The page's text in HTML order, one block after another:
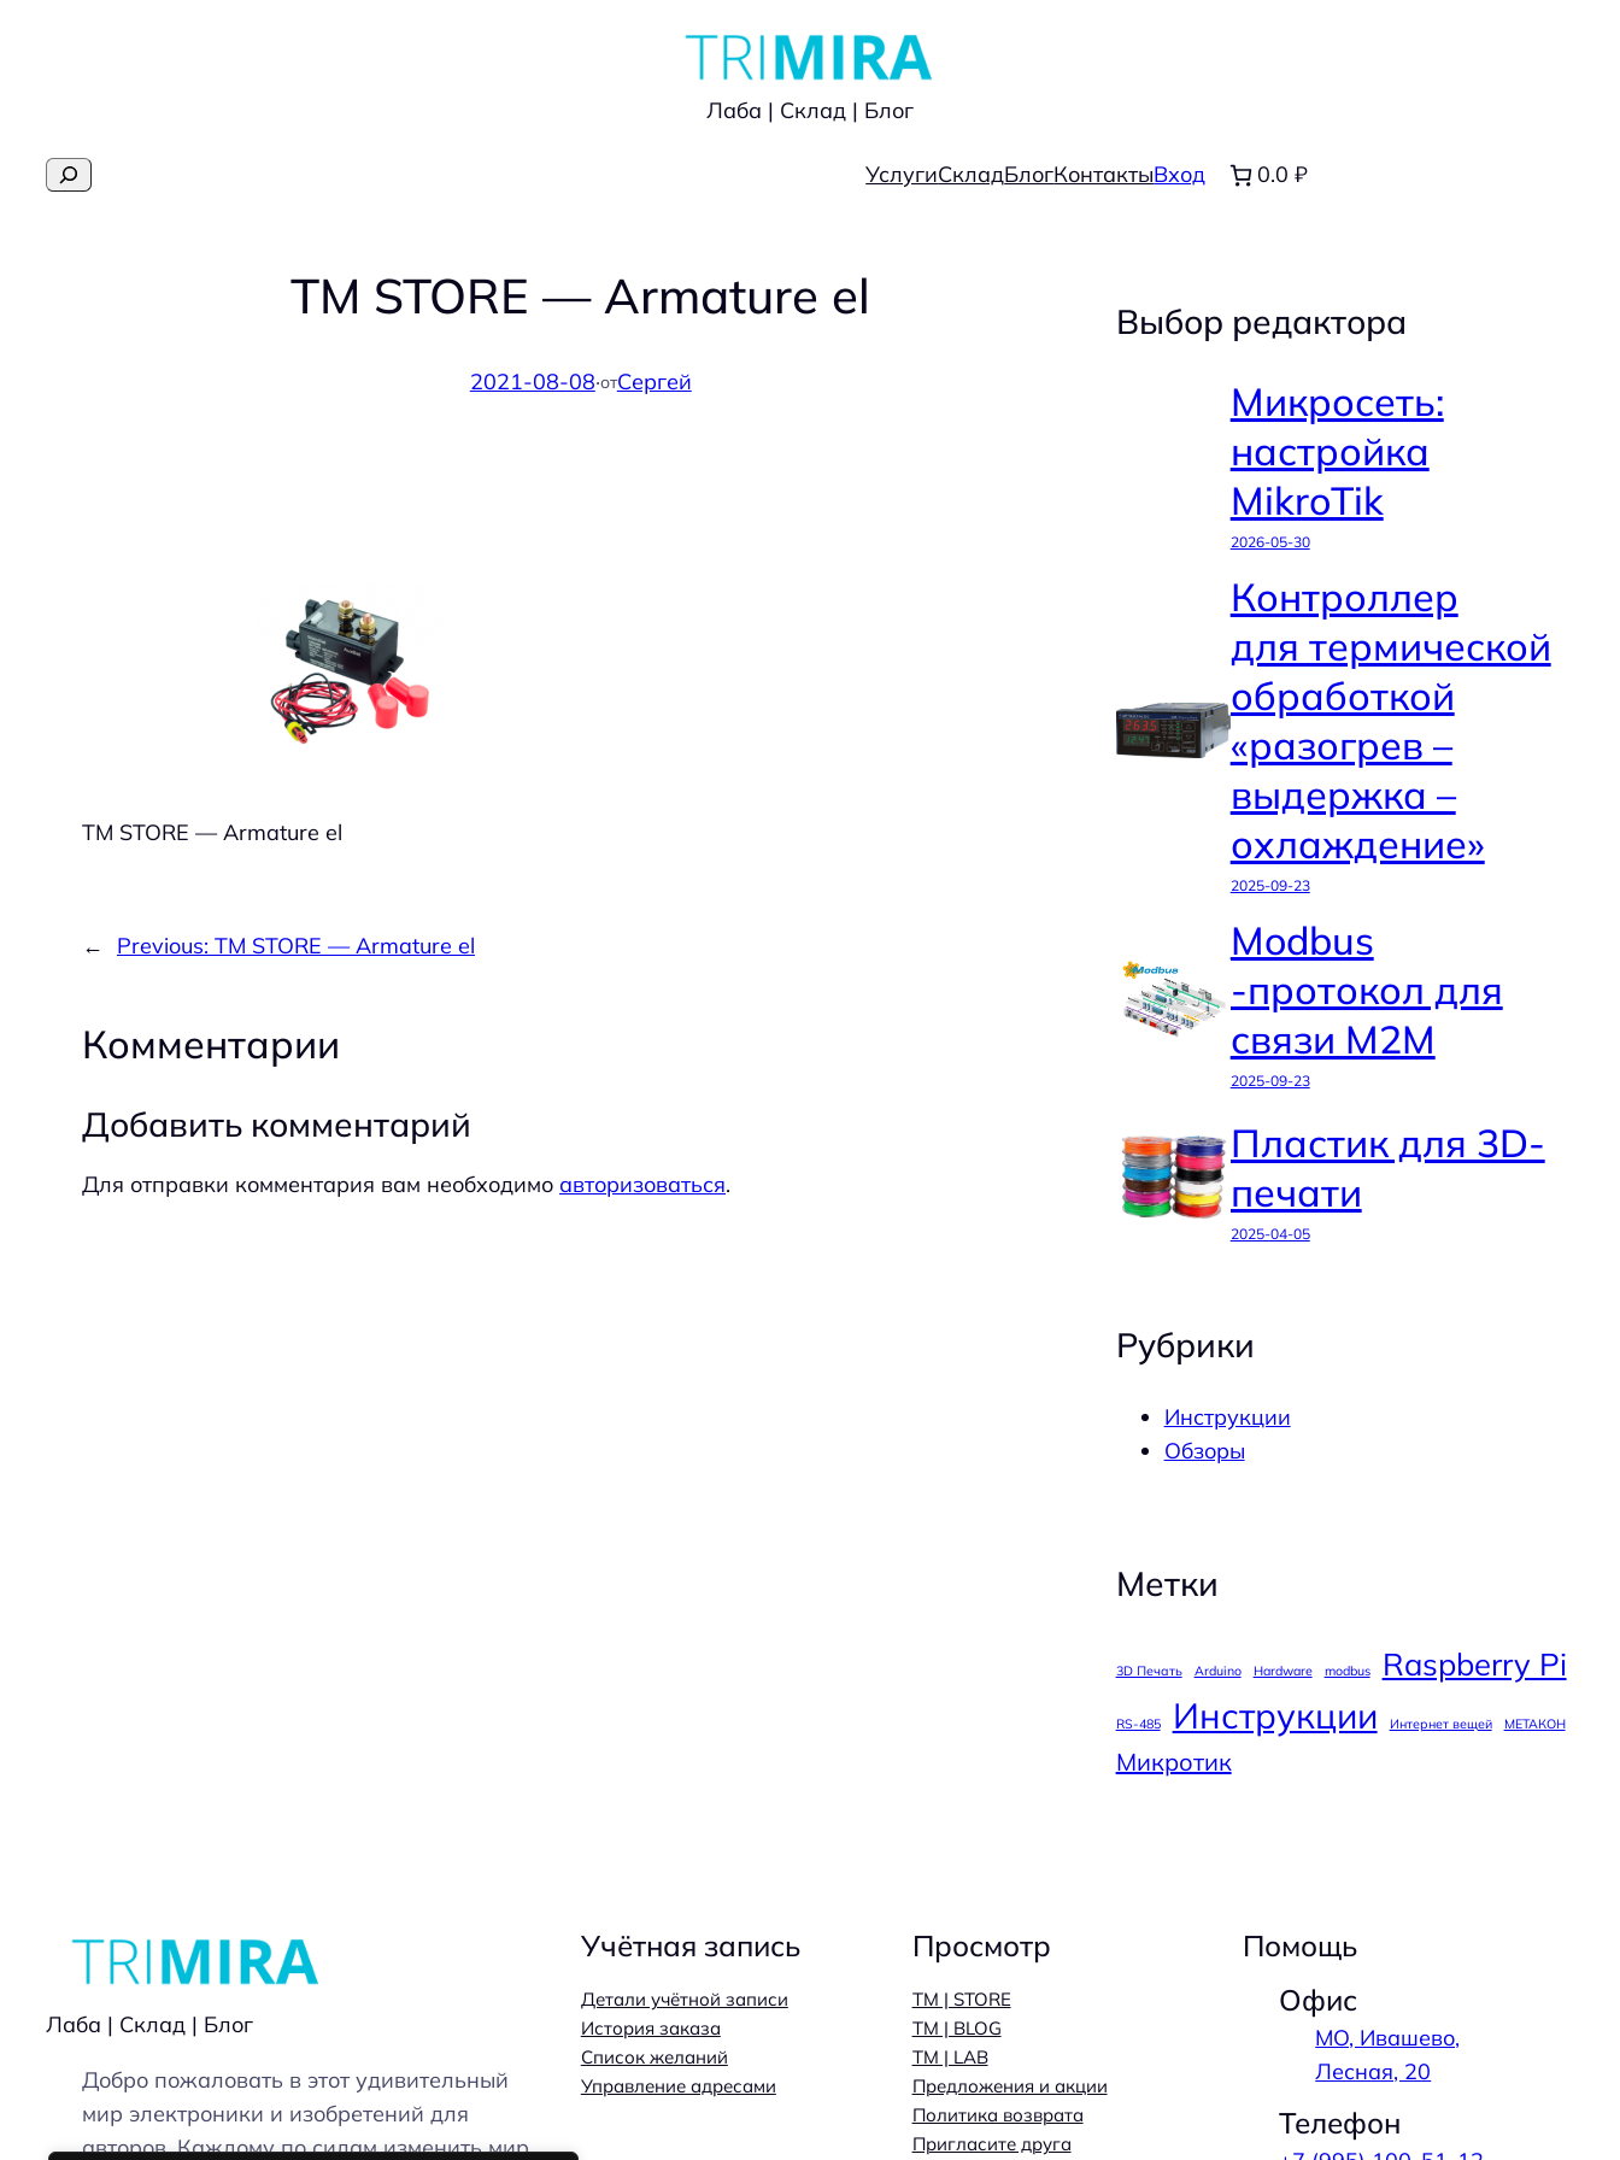
Лаба | Склад | Блог
Поиск УслугиСкладБлогКонтактыВход 0.0 ₽
TM STORE — Armature el
2021-08-08·отСергей
TM STORE — Armature el
← Previous: TM STORE — Armature el
Комментарии
Добавить комментарий
Для отправки комментария вам необходимо авторизоваться.
Выбор редактора
Микросеть:
настройка
MikroTik
2026-05-30
Контроллер
для термической
обработкой
«разогрев –
выдержка –
охлаждение»
2025-09-23
Modbus
-протокол для
связи M2M
2025-09-23
Пластик для 3D-
печати
2025-04-05
Рубрики
Инструкции
Обзоры
Метки
3D Печать Arduino Hardware modbus Raspberry Pi
RS-485 Инструкции Интернет вещей МЕТАКОН
Микротик
Лаба | Склад | Блог
Добро пожаловать в этот удивительный
мир электроники и изобретений для
авторов. Каждому по силам изменить мир
Учётная запись
Детали учётной записи
История заказа
Список желаний
Управление адресами
Просмотр
TM | STORE
TM | BLOG
TM | LAB
Предложения и акции
Политика возврата
Пригласите друга
Помощь
Офис
МО, Ивашево,
Лесная, 20
Телефон